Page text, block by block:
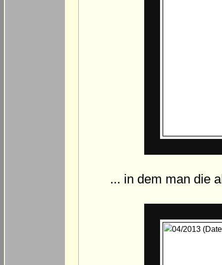
... in dem man die